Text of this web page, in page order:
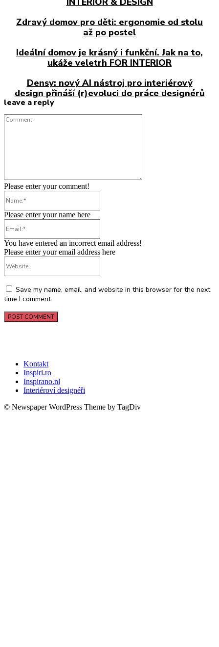
Zdravý domov pro děti: ergonomie od stolu
až po postel
Ideální domov je krásný i funkční. Jak na to,
ukáže veletrh FOR INTERIOR
Densy: nový AI nástroj pro interiérový
design přináší (r)evoluci do práce designérů
leave a reply
Please enter your comment!
Please enter your name here
You have entered an incorrect email address!
Please enter your email address here
Save my name, email, and website in this browser for the next
time I comment.
Kontakt
Inspiri.ro
Inspirano.nl
Interiéroví designéři
© Newspaper WordPress Theme by TagDiv